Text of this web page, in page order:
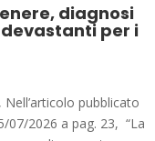
diagnosi
per i
pubblicato
07/2026 a pag. 23, “La